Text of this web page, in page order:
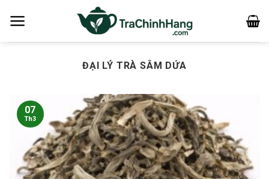
qua
ĐẠI LÝ TRÀ SÂM DỨA
07
Th3